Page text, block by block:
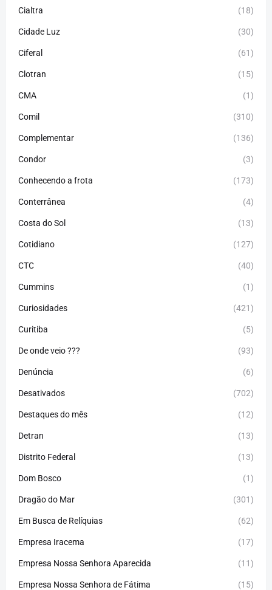
Cialtra (18)
Cidade Luz (30)
Ciferal (61)
Clotran (15)
CMA (1)
Comil (310)
Complementar (136)
Condor (3)
Conhecendo a frota (173)
Conterrânea (4)
Costa do Sol (13)
Cotidiano (127)
CTC (40)
Cummins (1)
Curiosidades (421)
Curitiba (5)
De onde veio ??? (93)
Denúncia (6)
Desativados (702)
Destaques do mês (12)
Detran (13)
Distrito Federal (13)
Dom Bosco (1)
Dragão do Mar (301)
Em Busca de Relíquias (62)
Empresa Iracema (17)
Empresa Nossa Senhora Aparecida (11)
Empresa Nossa Senhora de Fátima (15)